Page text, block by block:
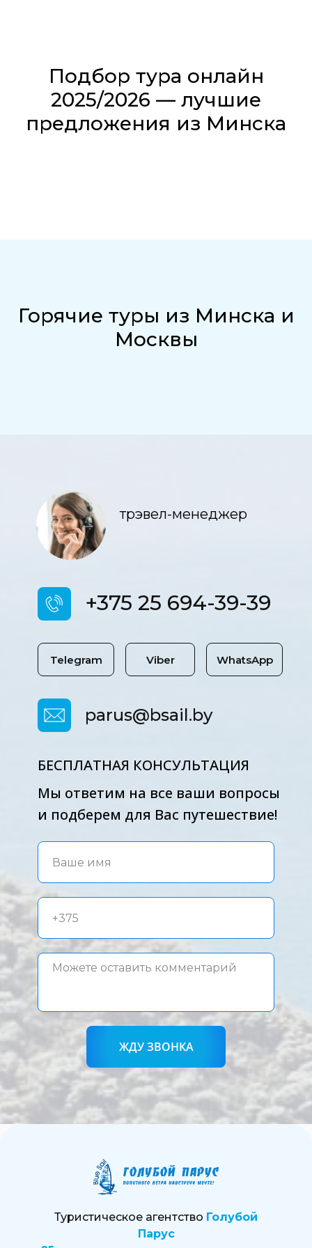
Подбор тура онлайн
2025/2026 — лучшие
предложения из Минска
Горячие туры из Минска и
Москвы
ЖДУ ЗВОНКА
трэвел-менеджер
Мы ответим на все ваши вопросы
и подберем для Вас путешествие!
БЕСПЛАТНАЯ КОНСУЛЬТАЦИЯ
+375 25 694-39-39
parus@bsail.by
Telegram Viber WhatsApp
Туристическое агентство Голубой
Парус